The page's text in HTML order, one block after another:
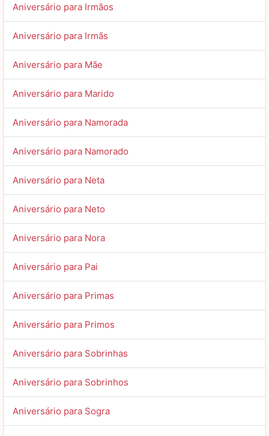
Aniversário para Irmãos
Aniversário para Irmãs
Aniversário para Mãe
Aniversário para Marido
Aniversário para Namorada
Aniversário para Namorado
Aniversário para Neta
Aniversário para Neto
Aniversário para Nora
Aniversário para Pai
Aniversário para Primas
Aniversário para Primos
Aniversário para Sobrinhas
Aniversário para Sobrinhos
Aniversário para Sogra